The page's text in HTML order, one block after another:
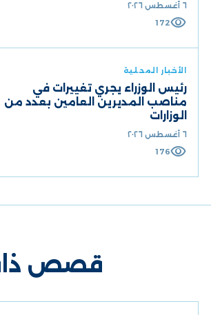
٦ أغسطس ٢٠٢٦
visibility
172
الأخبار المحلية
رئيس الوزراء يجري تغييرات في
مناصب المديرين العامين بعدد من
الوزارات
٦ أغسطس ٢٠٢٦
visibility
176
قصص